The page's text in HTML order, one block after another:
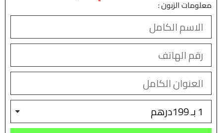
معلومات الزبون :